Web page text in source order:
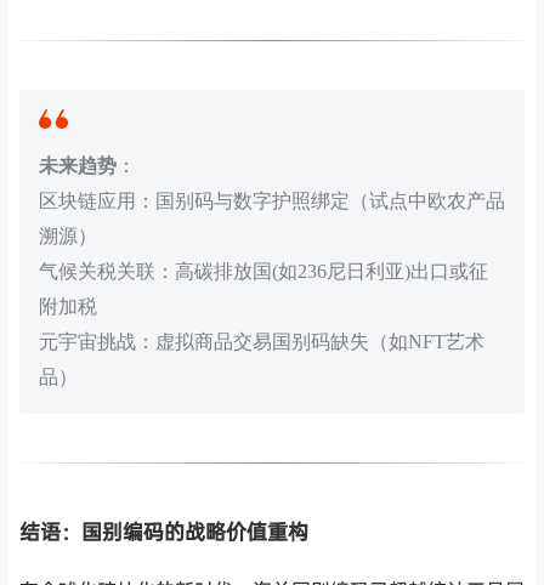
未来趋势 ：
区块链应用：国别码与数字护照绑定（试点中欧农产品
溯源）
气候关税关联：高碳排放国(如236尼日利亚)出口或征
附加税
元宇宙挑战：虚拟商品交易国别码缺失（如NFT艺术
品）
结语：国别编码的战略价值重构